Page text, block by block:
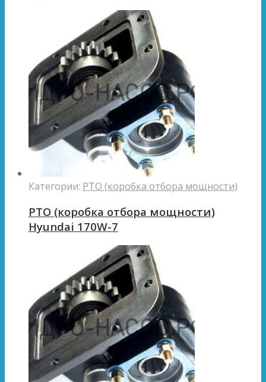
Категории: PTO (коробка отбора мощности)
PTO (коробка отбора мощности)
Hyundai 170W-7